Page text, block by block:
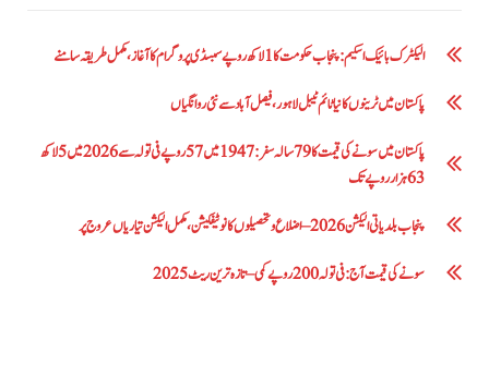
الیکٹرک بائیک اسکیم: پنجاب حکومت کا1 لاکھ روپے سبسڈی پروگرام کا آغاز ،مکمل طریقہ سامنے
پاکستان میں ٹرینوں کا نیا ٹائم ٹیبل لاہور، فیصل آباد سے نئی روانگیاں
پاکستان میں سونے کی قیمت کا 79 سالہ سفر: 1947 میں 57 روپے فی تولہ سے 2026 میں 5 لاکھ
63 ہزار روپے تک
پنجاب بلدیاتی الیکشن 2026 – اضلاع و تحصیلوں کا نوٹیفکیشن، مکمل الیکشن تیاریاں عروج پر
سونے کی قیمت آج: فی تولہ 200 روپے کمی – تازہ ترین ریٹ 2025